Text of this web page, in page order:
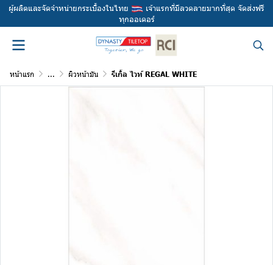
ผู้ผลิตและจัดจำหน่ายกระเบื้องในไทย
เจ้าแรกที่มีลวดลายมากที่สุด จัดส่งฟรี
ทุกออเดอร์
หน้าแรก ... ผิวหน้ามัน รีเกิ้ล ไวท์ REGAL WHITE